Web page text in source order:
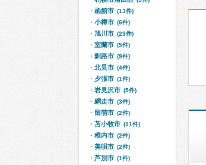
函館市 (13件)
小樽市 (6件)
旭川市 (23件)
室蘭市 (5件)
釧路市 (9件)
北見市 (4件)
夕張市 (1件)
岩見沢市 (5件)
網走市 (3件)
留萌市 (2件)
苫小牧市 (11件)
稚内市 (2件)
美唄市 (2件)
芦別市 (1件)